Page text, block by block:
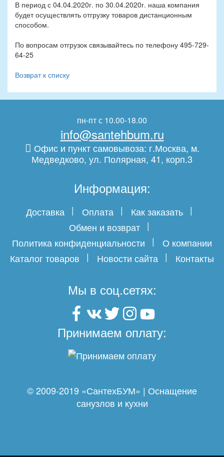
В период с 04.04.2020г. по 30.04.2020г. наша компания
будет осуществлять отгрузку товаров дистанционным
способом.
По вопросам отгрузок связывайтесь по телефону 495-729-
64-25
Возврат к списку
пн-пт с 10.00-18.00
info@santehbum.ru
Офис и пункт самовывоза: г.Москва, м.
Медведково, ул. Полярная, 41, корп.3
Информация:
Доставка Оплата
Как заказать
Обмен и возврат
Политика конфиденциальности
О компании
Каталог товаров
Новости сайта Контакты
Мы в соц.сетях:
Принимаем оплату:
© 2009-2019 «СантехБУМ» | Оснащение
санузлов и кухни